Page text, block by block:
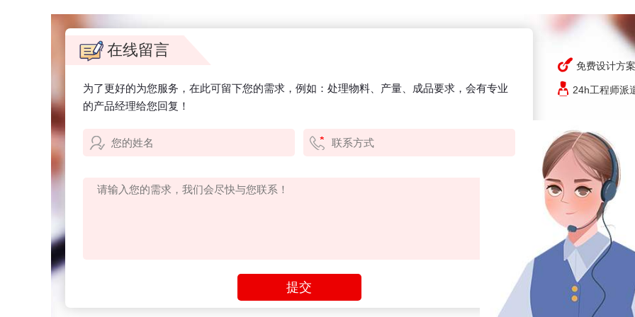
免费设计方案
24h工程师派
在线留言
为了更好的为您服务，在此可留下您的需求，例如：处理物料、产量、成品要求，会有专业
的产品经理给您回复！